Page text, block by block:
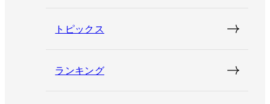
トピックス
ランキング